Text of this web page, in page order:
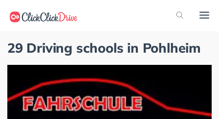
29 Driving schools in Pohlheim